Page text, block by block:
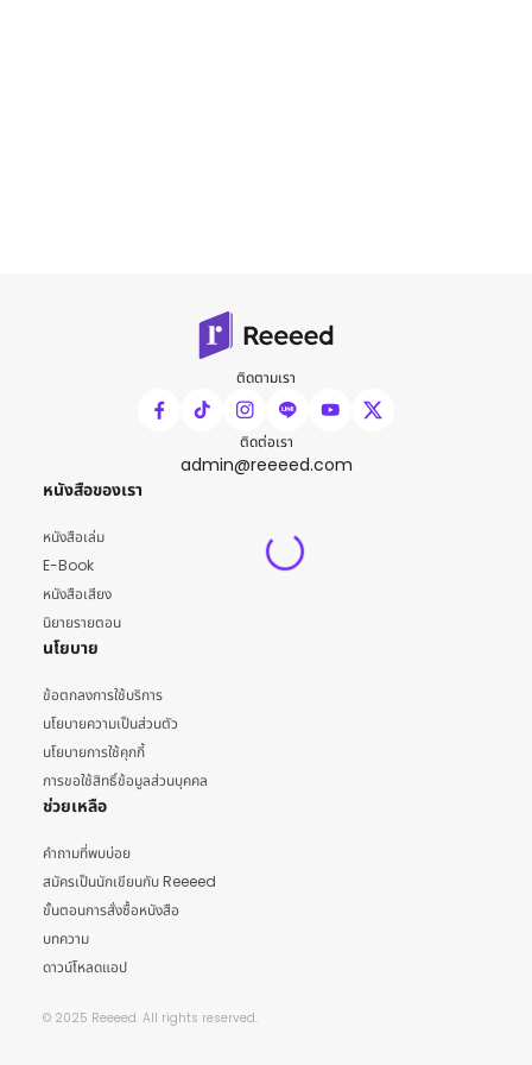
ติดตามเรา
ติดต่อเรา
admin@reeeed.com
หนังสือของเรา
หนังสือเล่ม
E-Book
หนังสือเสียง
นิยายรายตอน
นโยบาย
ข้อตกลงการใช้บริการ
นโยบายความเป็นส่วนตัว
นโยบายการใช้คุกกี้
การขอใช้สิทธิ์ข้อมูลส่วนบุคคล
ช่วยเหลือ
คำถามที่พบบ่อย
สมัครเป็นนักเขียนกับ Reeeed
ขั้นตอนการสั่งซื้อหนังสือ
บทความ
ดาวน์โหลดแอป
© 2025 Reeeed. All rights reserved.